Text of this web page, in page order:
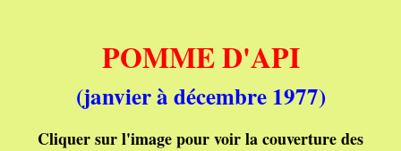
POMME D'API
(janvier à décembre 1977)
Cliquer sur l'image pour voir la couverture des